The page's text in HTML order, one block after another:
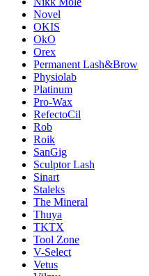
Novel
OKIS
OkO
Orex
Permanent Lash&Brow
Physiolab
Platinum
Pro-Wax
RefectoCil
Rob
Roik
SanGig
Sculptor Lash
Sinart
Staleks
The Mineral
Thuya
TKTX
Tool Zone
V-Select
Vetus